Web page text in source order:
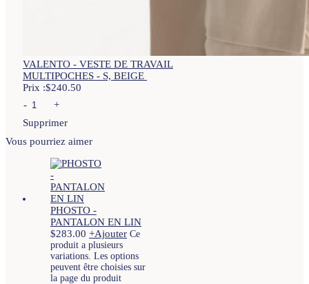
VALENTO - VESTE DE TRAVAIL
MULTIPOCHES - S, BEIGE
Prix :$240.50
-
+
Supprimer
Vous pourriez aimer
PHOSTO -
PANTALON EN LIN
$283.00 +Ajouter Ce
produit a plusieurs
variations. Les options
peuvent être choisies sur
la page du produit